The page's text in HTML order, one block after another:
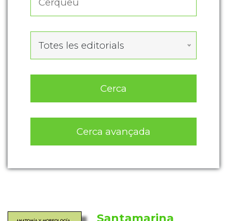
Totes les editorials
Cerca
Cerca avançada
Santamarina